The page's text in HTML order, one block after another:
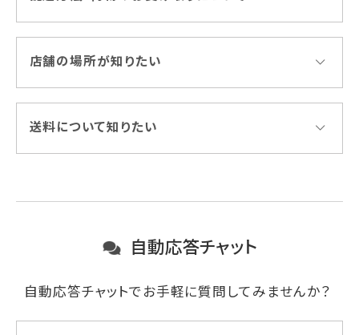
店舗の場所が知りたい
送料について知りたい
自動応答チャット
自動応答チャットでお手軽に質問してみませんか？